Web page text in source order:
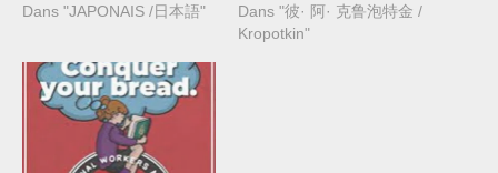
Dans "JAPONAIS /日本語"
Dans "彼· 阿· 克鲁泡特金 /
Kropotkin"